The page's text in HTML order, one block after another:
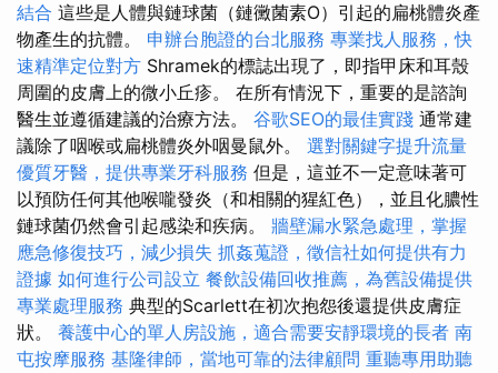
結合 這些是人體與鏈球菌（鏈黴菌素O）引起的扁桃體炎產
物產生的抗體。 申辦台胞證的台北服務 專業找人服務，快
速精準定位對方 Shramek的標誌出現了，即指甲床和耳殼
周圍的皮膚上的微小丘疹。 在所有情況下，重要的是諮詢
醫生並遵循建議的治療方法。 谷歌SEO的最佳實踐 通常建
議除了咽喉或扁桃體炎外咽曼鼠外。 選對關鍵字提升流量
優質牙醫，提供專業牙科服務 但是，這並不一定意味著可
以預防任何其他喉嚨發炎（和相關的猩紅色），並且化膿性
鏈球菌仍然會引起感染和疾病。 牆壁漏水緊急處理，掌握
應急修復技巧，減少損失 抓姦蒐證，徵信社如何提供有力
證據 如何進行公司設立 餐飲設備回收推薦，為舊設備提供
專業處理服務 典型的Scarlett在初次抱怨後還提供皮膚症
狀。 養護中心的單人房設施，適合需要安靜環境的長者 南
屯按摩服務 基隆律師，當地可靠的法律顧問 重聽專用助聽